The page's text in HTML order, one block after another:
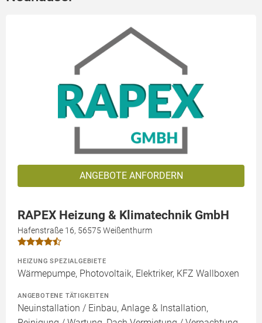
ANGEBOTE ANFORDERN
RAPEX Heizung & Klimatechnik GmbH
Hafenstraße 16, 56575 Weißenthurm
HEIZUNG SPEZIALGEBIETE
Wärmepumpe, Photovoltaik, Elektriker, KFZ Wallboxen
ANGEBOTENE TÄTIGKEITEN
Neuinstallation / Einbau, Anlage & Installation,